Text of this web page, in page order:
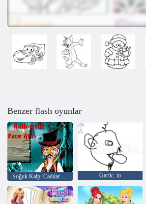
Benzer flash oyunlar
Soğuk Kalp: Cadılar Bayramı için Anna'nın yüzünde Rakamlar Gartic. io